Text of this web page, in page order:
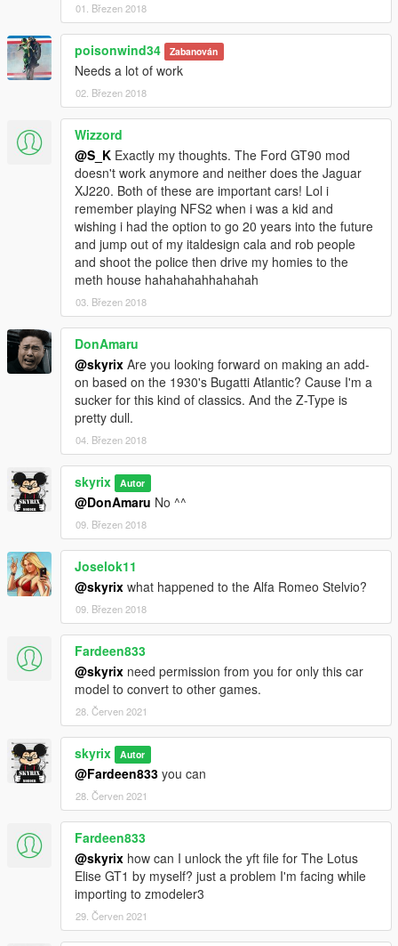
01. Březen 2018
poisonwind34 Zabanován
Needs a lot of work
02. Březen 2018
Wizzord
@S_K Exactly my thoughts. The Ford GT90 mod
doesn't work anymore and neither does the Jaguar
XJ220. Both of these are important cars! Lol i
remember playing NFS2 when i was a kid and
wishing i had the option to go 20 years into the future
and jump out of my italdesign cala and rob people
and shoot the police then drive my homies to the
meth house hahahahahhahahah
03. Březen 2018
DonAmaru
@skyrix Are you looking forward on making an add-
on based on the 1930's Bugatti Atlantic? Cause I'm a
sucker for this kind of classics. And the Z-Type is
pretty dull.
04. Březen 2018
skyrix Autor
@DonAmaru No ^^
09. Březen 2018
Joselok11
@skyrix what happened to the Alfa Romeo Stelvio?
09. Březen 2018
Fardeen833
@skyrix need permission from you for only this car
model to convert to other games.
28. Červen 2021
skyrix Autor
@Fardeen833 you can
28. Červen 2021
Fardeen833
@skyrix how can I unlock the yft file for The Lotus
Elise GT1 by myself? just a problem I'm facing while
importing to zmodeler3
29. Červen 2021